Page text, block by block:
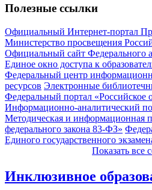
Полезные ссылки
Официальный Интернет-портал
Министерство просвещения
Официальный сайт Федерального
Единое окно доступа к
Федеральный центр
ресурсов Электронные
Федеральный портал «Российское
Информационно-аналитический
Методическая и информационная
федерального закона 83-ФЗ»
Единого государственного
Показать все
Инклюзивное